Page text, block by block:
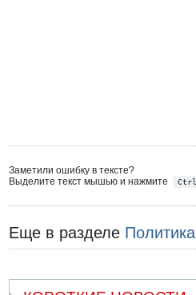
Заметили ошибку в тексте?
Выделите текст мышью и нажмите
Ctrl
Еще в разделе Политика